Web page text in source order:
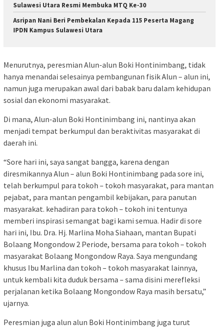
Sulawesi Utara Resmi Membuka MTQ Ke-30
Asripan Nani Beri Pembekalan Kepada 115 Peserta Magang
IPDN Kampus Sulawesi Utara
Menurutnya, peresmian Alun-alun Boki Hontinimbang, tidak
hanya menandai selesainya pembangunan fisik Alun – alun ini,
namun juga merupakan awal dari babak baru dalam kehidupan
sosial dan ekonomi masyarakat.
Di mana, Alun-alun Boki Hontinimbang ini, nantinya akan
menjadi tempat berkumpul dan beraktivitas masyarakat di
daerah ini.
“Sore hari ini, saya sangat bangga, karena dengan
diresmikannya Alun – alun Boki Hontinimbang pada sore ini,
telah berkumpul para tokoh – tokoh masyarakat, para mantan
pejabat, para mantan pengambil kebijakan, para panutan
masyarakat. kehadiran para tokoh – tokoh ini tentunya
memberi inspirasi semangat bagi kami semua. Hadir di sore
hari ini, Ibu. Dra. Hj. Marlina Moha Siahaan, mantan Bupati
Bolaang Mongondow 2 Periode, bersama para tokoh – tokoh
masyarakat Bolaang Mongondow Raya. Saya mengundang
khusus Ibu Marlina dan tokoh – tokoh masyarakat lainnya,
untuk kembali kita duduk bersama – sama disini merefleksi
perjalanan ketika Bolaang Mongondow Raya masih bersatu,”
ujarnya.
Peresmian juga alun alun Boki Hontinimbang juga turut